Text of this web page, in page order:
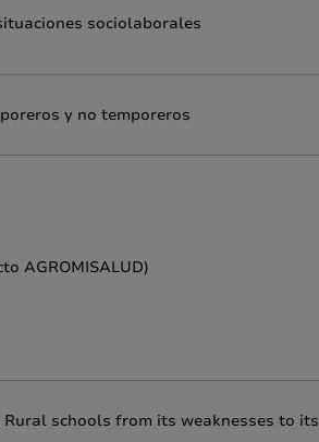
sociolaborales
y no temporeros
AGROMISALUD)
schools from its weaknesses to its